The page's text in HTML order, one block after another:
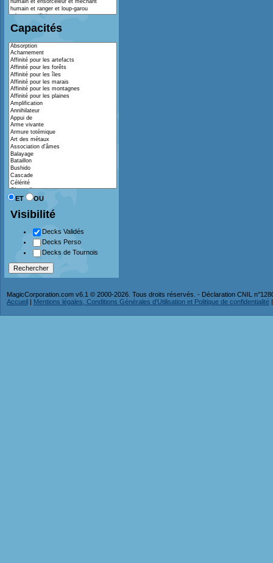
Capacités
ET OU
Visibilité
Decks Validés
Decks Perso
Decks de Tournois
MagicCorporation.com v6.1 © 2000-2026. Tous droits réservés. - Déclaration CNIL
Accueil | Mentions légales, Conditions Générales d'Utilisation et Politique de confidentialité